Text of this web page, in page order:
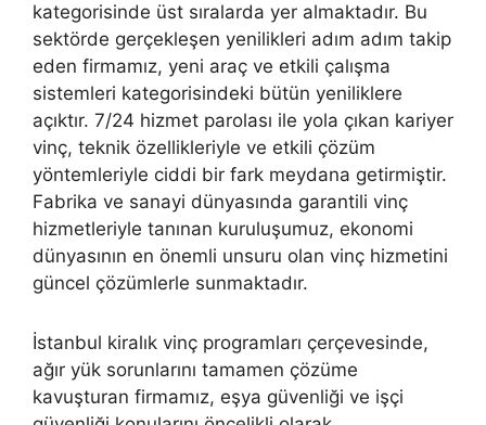
kategorisinde üst sıralarda yer almaktadır. Bu
sektörde gerçekleşen yenilikleri adım adım takip
eden firmamız, yeni araç ve etkili çalışma
sistemleri kategorisindeki bütün yeniliklere
açıktır. 7/24 hizmet parolası ile yola çıkan kariyer
vinç, teknik özellikleriyle ve etkili çözüm
yöntemleriyle ciddi bir fark meydana getirmiştir.
Fabrika ve sanayi dünyasında garantili vinç
hizmetleriyle tanınan kuruluşumuz, ekonomi
dünyasının en önemli unsuru olan vinç hizmetini
güncel çözümlerle sunmaktadır.
İstanbul kiralık vinç programları çerçevesinde,
ağır yük sorunlarını tamamen çözüme
kavuşturan firmamız, eşya güvenliği ve işçi